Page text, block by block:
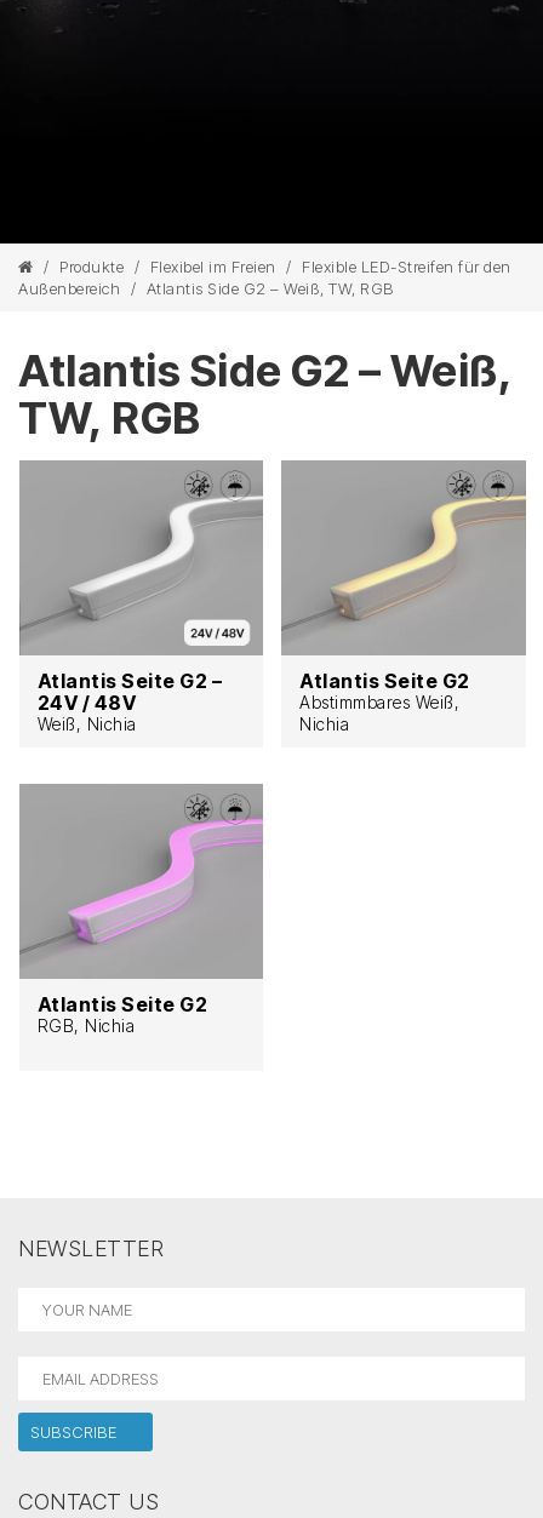
/ Produkte / Flexibel im Freien /
Flexible LED-Streifen für den
Außenbereich
/ Atlantis Side G2 – Weiß, TW, RGB
Atlantis Side G2 – Weiß,
TW, RGB
Atlantis Seite G2 –
24V / 48V
Weiß, Nichia
Atlantis Seite G2
Abstimmbares Weiß,
Nichia
Atlantis Seite G2
RGB, Nichia
NEWSLETTER
CONTACT US